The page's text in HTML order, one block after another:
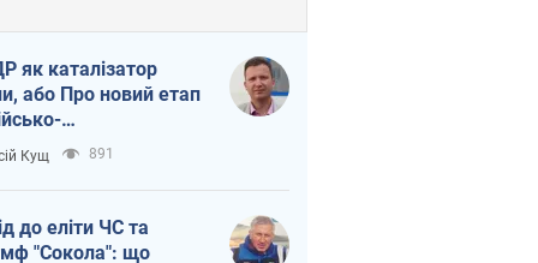
як каталізатор
або Про новий етап
Кущ 891
до еліти ЧС та
"Сокола": що